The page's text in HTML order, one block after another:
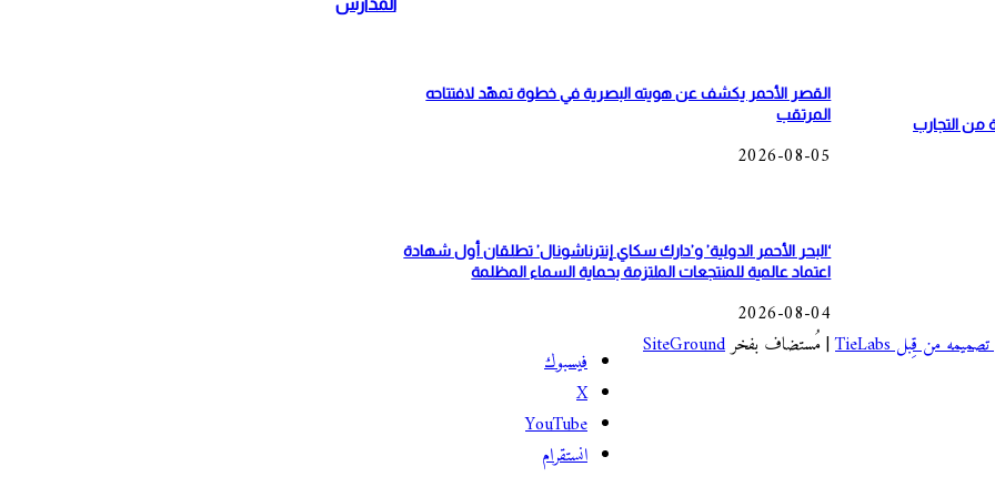
من التجارب
القصر الأحمر يكشف عن هويته البصرية في خطوة تمهّد لافتتاحه
المرتقب
2026-08-05
‘البحر الأحمر الدولية’ و’دارك سكاي إنترناشونال’ تطلقان أول شهادة
اعتماد عالمية للمنتجعات الملتزمة بحماية السماء المظلمة
2026-08-04
| مُستضاف بفخر SiteGround
فيسبوك
‫X
‫YouTube
انستقرام